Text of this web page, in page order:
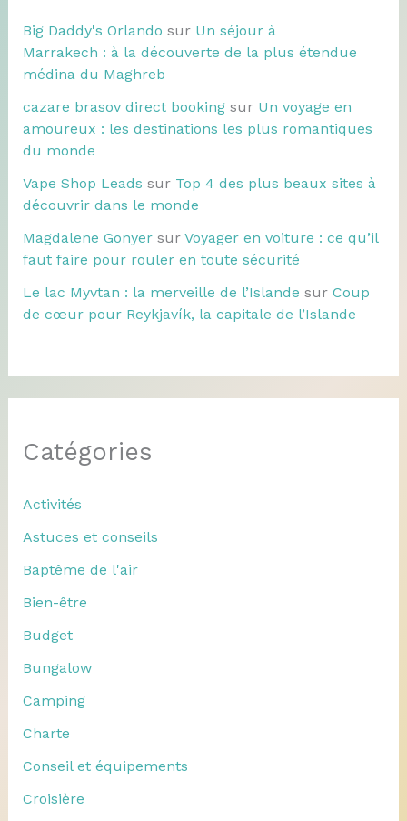
Big Daddy's Orlando sur Un séjour à
Marrakech : à la découverte de la plus étendue
médina du Maghreb
cazare brasov direct bookingsur Un voyage en
amoureux : les destinations les plus romantiques
du monde
Vape Shop Leads sur Top 4 des plus beaux sites à
découvrir dans le monde
Magdalene Gonyersur Voyager en voiture : ce qu’il
faut faire pour rouler en toute sécurité
Le lac Myvtan : la merveille de l’Islande sur Coup
de cœur pour Reykjavík, la capitale de l’Islande
Catégories
Activités
Astuces et conseils
Baptême de l'air
Bien-être
Budget
Bungalow
Camping
Charte
Conseil et équipements
Croisière